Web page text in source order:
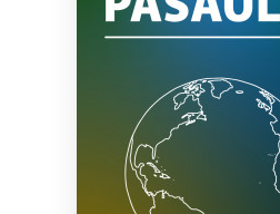
Bibliotekoms